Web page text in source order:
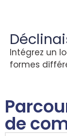
Intégrez un
formes
de